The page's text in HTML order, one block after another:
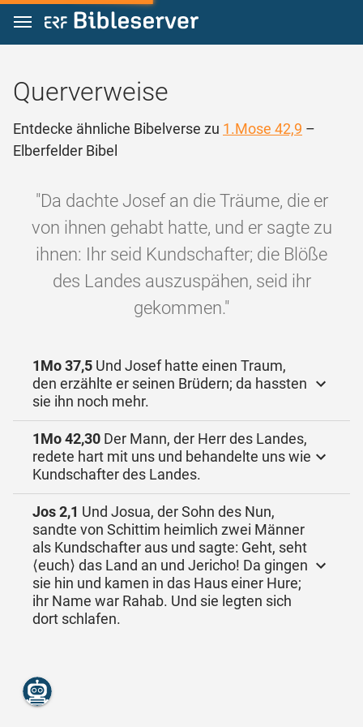
Zum Inhalt springen
Querverweise
Entdecke ähnliche Bibelverse zu 1.Mose 42,9 –
Elberfelder Bibel
"Da dachte Josef an die Träume, die er
von ihnen gehabt hatte, und er sagte zu
ihnen: Ihr seid Kundschafter; die Blöße
des Landes auszuspähen, seid ihr
gekommen."
1Mo 37,5 Und Josef hatte einen Traum,
den erzählte er seinen Brüdern; da hassten
sie ihn noch mehr.
1Mo 42,30 Der Mann, der Herr des Landes,
redete hart mit uns und behandelte uns wie
Kundschafter des Landes.
Jos 2,1 Und Josua, der Sohn des Nun,
sandte von Schittim heimlich zwei Männer
als Kundschafter aus und sagte: Geht, seht
⟨euch⟩ das Land an und Jericho! Da gingen
sie hin und kamen in das Haus einer Hure;
ihr Name war Rahab. Und sie legten sich
dort schlafen.